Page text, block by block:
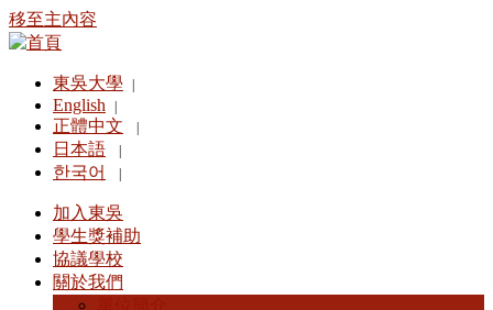
移至主內容
東吳大學
English
正體中文
日本語
한국어
加入東吳
學生獎補助
協議學校
關於我們